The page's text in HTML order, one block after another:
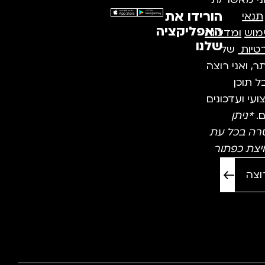
תנאי
ומדיניות
של
ואני רוצה
תוכן
ועדכונים
*ניתן
בכל עת
כפתור
הורידו את
האפליקציה
שלנו